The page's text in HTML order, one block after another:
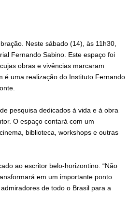
Neste sábado (14), às 11h30,
Fernando Sabino. Este espaço foi
obras e vivências marcaram
é uma realização do Instituto Fernando
pesquisa dedicados à vida e à obra
O espaço contará com um
biblioteca, workshops e outras
ao escritor belo-horizontino. “Não
em um importante ponto
de todo o Brasil para a